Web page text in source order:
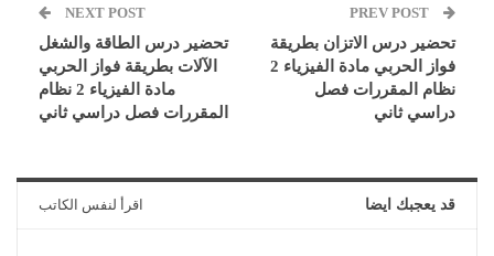
تحضير درس الاتزان بطريقة
فواز الحربي مادة الفيزياء 2
نظام المقررات فصل
دراسي ثاني
NEXT POST
تحضير درس الطاقة والشغل
الآلات بطريقة فواز الحربي
مادة الفيزياء 2 نظام
المقررات فصل دراسي ثاني
قد يعجبك ايضا اقرأ لنفس الكاتب